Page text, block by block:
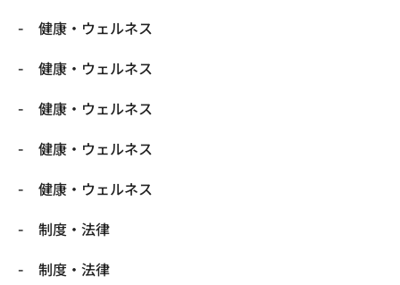
健康・ウェルネス
健康・ウェルネス
健康・ウェルネス
健康・ウェルネス
健康・ウェルネス
制度・法律
制度・法律